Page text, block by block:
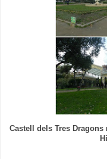
Castell dels Tres Dragons